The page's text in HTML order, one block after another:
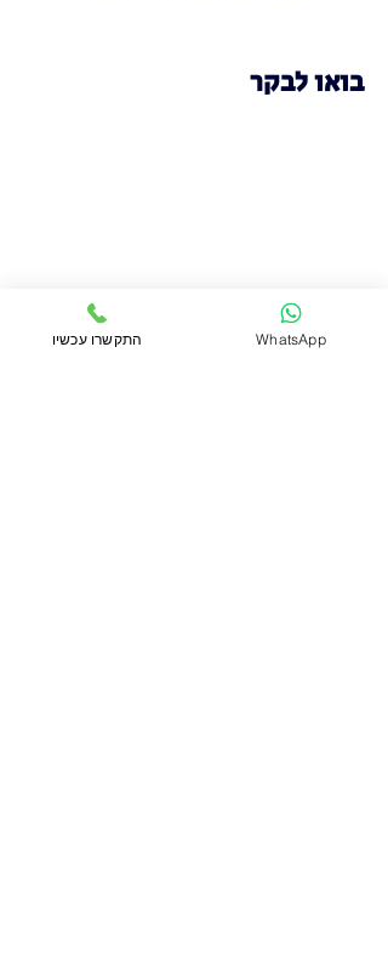
בואו לבקר
התקשרו עכשיו WhatsApp